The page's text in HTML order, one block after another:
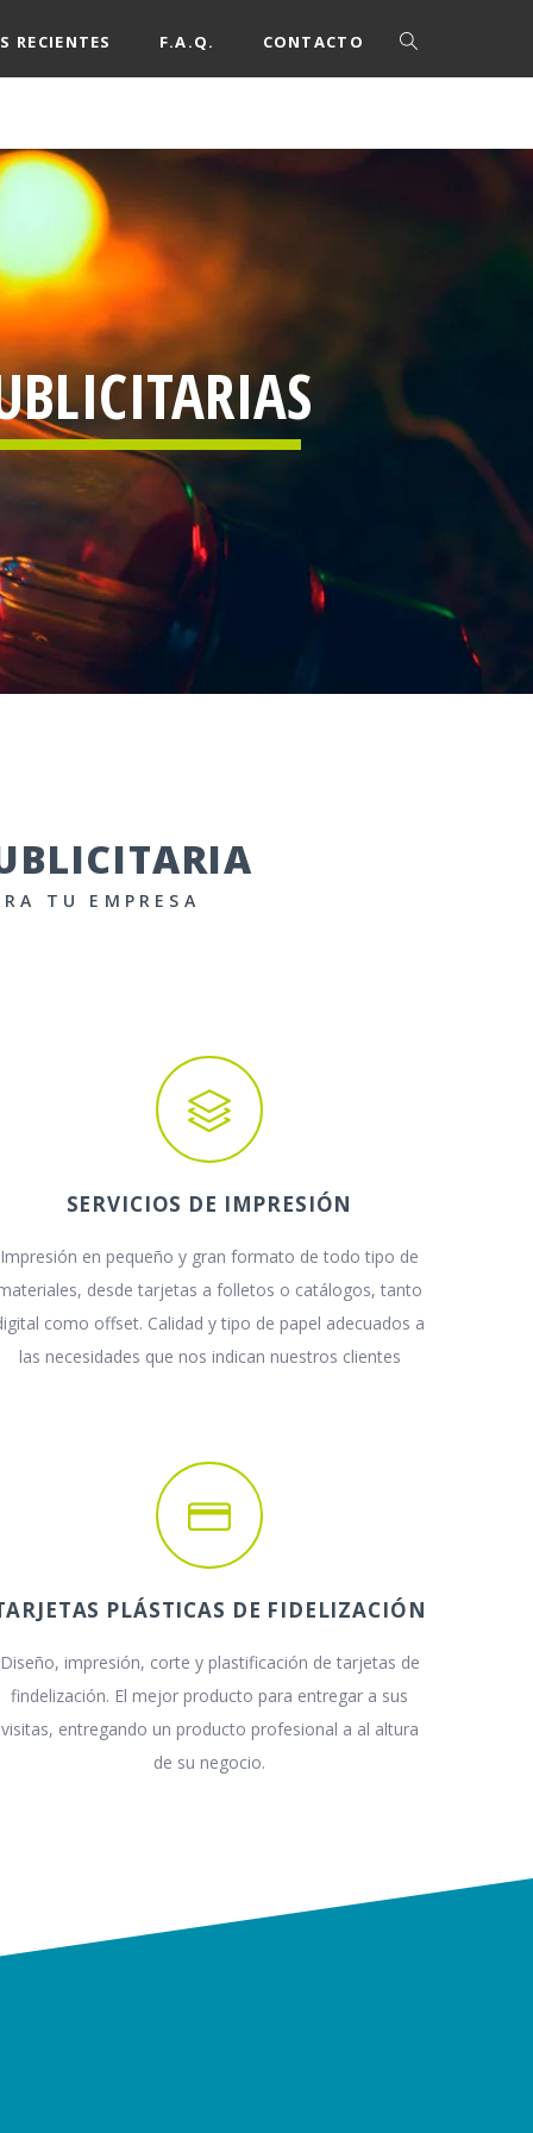
RECIENTES F.A.Q. CONTACTO
TU EMPRESA
SERVICIOS DE IMPRESIÓN
Impresión en pequeño y gran formato de todo tipo de
desde tarjetas a folletos o catálogos, tanto
como offset. Calidad y tipo de papel adecuados a
las necesidades que nos indican nuestros clientes
PLÁSTICAS DE FIDELIZACIÓN
Diseño, impresión, corte y plastificación de tarjetas de
findelización. El mejor producto para entregar a sus
visitas, entregando un producto profesional a al altura
de su negocio.